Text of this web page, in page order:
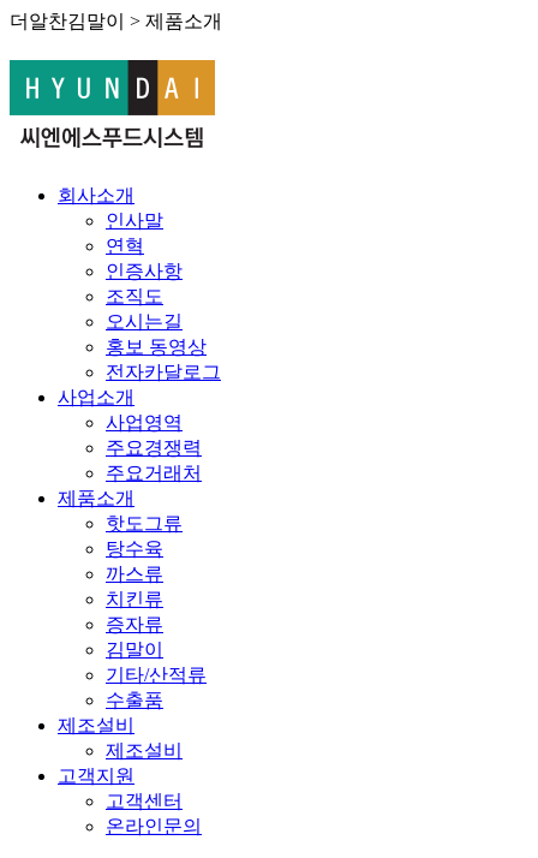
더알찬김말이 > 제품소개
회사소개
인사말
연혁
인증사항
조직도
오시는길
홍보 동영상
전자카달로그
사업소개
사업영역
주요경쟁력
주요거래처
제품소개
핫도그류
탕수육
까스류
치킨류
증자류
김말이
기타/산적류
수출품
제조설비
제조설비
고객지원
고객센터
온라인문의